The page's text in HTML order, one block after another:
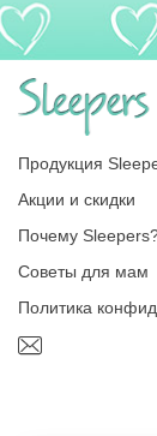
Продукция
Акции и скидки
Почему
Советы для мам
Политика